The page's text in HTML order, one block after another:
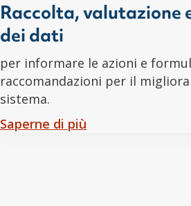
Raccolta, valutazione
dei dati
per informare le azioni e
raccomandazioni per il
sistema.
Saperne di più